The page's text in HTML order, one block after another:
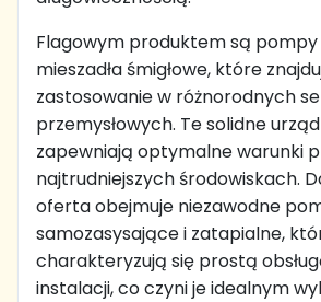
Flagowym produktem są pompy
mieszadła śmigłowe, które
zastosowanie w różnorodnych
przemysłowych. Te solidne
zapewniają optymalne warunki
najtrudniejszych środowiskach.
oferta obejmuje niezawodne
samozasysające i zatapialne,
charakteryzują się prostą
instalacji, co czyni je idealnym